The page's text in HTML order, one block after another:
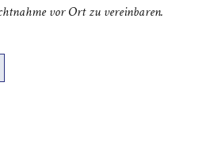
vor Ort zu vereinbaren.